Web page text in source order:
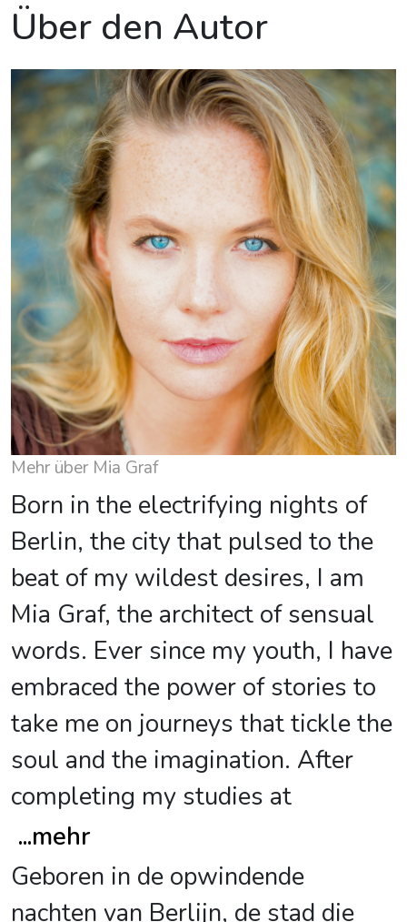
Über den Autor
Mehr über Mia Graf
Born in the electrifying nights of
Berlin, the city that pulsed to the
beat of my wildest desires, I am
Mia Graf, the architect of sensual
words. Ever since my youth, I have
embraced the power of stories to
take me on journeys that tickle the
soul and the imagination. After
completing my studies at
...mehr
Geboren in de opwindende
nachten van Berlijn, de stad die